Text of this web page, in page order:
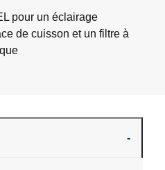
pour un éclairage
de cuisson et un filtre à